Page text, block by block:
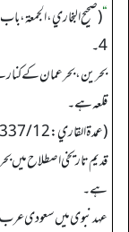
“(صحیح البخاري، الجمعة، باب:
4۔
بحرین، بحرعمان کے
قلعہ ہے۔
(عمدة القاري: 337/12)
قدیم تاریخی اصطلاح میں
ہے۔
عہد نبوی میں سعودی عرب